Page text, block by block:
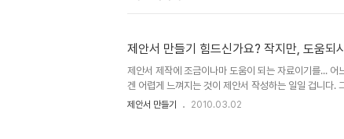
제안서 만들기 힘드신가요? 작지만, 도움되
제안서 제작에 조금이나마 도움이 되는 자료이기를... 어
겐 어렵게 느껴지는 것이 제안서 작성하는 일일 겁니다.
작하면서 한가지 주제로 설정했던 것이 "멋진 제안서 만
제안서 만들기 2010.03.02